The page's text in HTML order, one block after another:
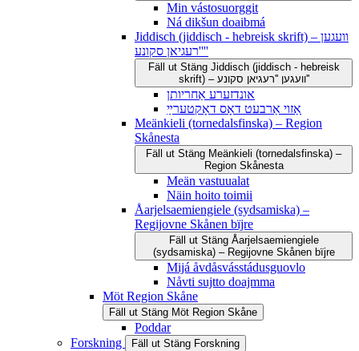
Min vástosuorggit
Ná dikšun doaibmá
Jiddisch (jiddisch - hebreisk skrift) – וועגען
''רעגיאן סקונע''
Fäll ut Stäng Jiddisch (jiddisch - hebreisk
skrift) – וועגען ''רעגיאן סקונע''
אונדזערע אַחריותן
אַזוי אַרבעט דאָס דאָקטערײַ
Meänkieli (tornedalsfinska) – Region
Skånesta
Fäll ut Stäng Meänkieli (tornedalsfinska) –
Region Skånesta
Meän vastuualat
Näin hoito toimii
Åarjelsaemiengiele (sydsamiska) –
Regijovne Skånen bïjre
Fäll ut Stäng Åarjelsaemiengiele
(sydsamiska) – Regijovne Skånen bïjre
Mijá åvdåsvásstádusguovlo
Nåvti sujtto doajmma
Möt Region Skåne
Fäll ut Stäng Möt Region Skåne
Poddar
Forskning
Fäll ut Stäng Forskning